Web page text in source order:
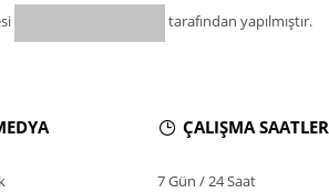
tarafından yapılmıştır.
ÇALIŞMA
7 Gün / 24 Saat